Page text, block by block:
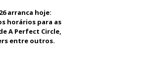
arranca hoje:
horários para as
A Perfect Circle,
entre outros.